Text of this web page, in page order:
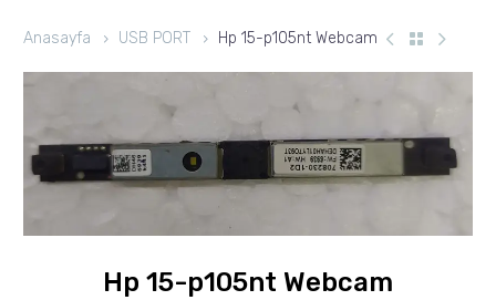
Anasayfa USB PORT Hp 15-p105nt Webcam
Hp 15-p105nt Webcam